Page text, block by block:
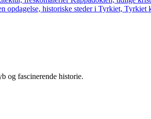
og fascinerende historie.